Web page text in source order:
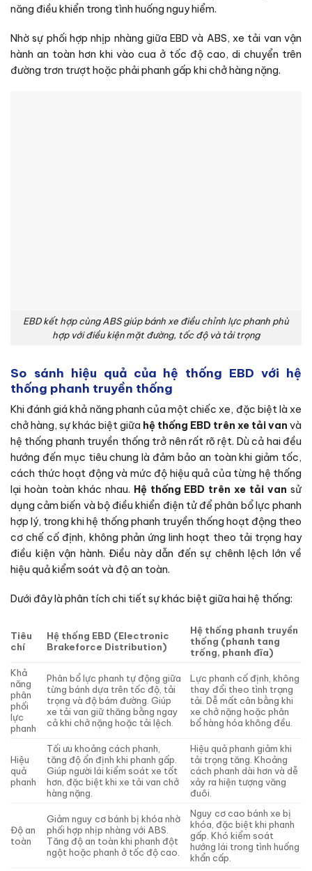
năng điều khiển trong tình huống nguy hiểm.
Nhờ sự phối hợp nhịp nhàng giữa EBD và ABS, xe tải van vận
hành an toàn hơn khi vào cua ở tốc độ cao, di chuyển trên
đường trơn trượt hoặc phải phanh gấp khi chở hàng nặng.
EBD kết hợp cùng ABS giúp bánh xe điều chỉnh lực phanh phù
hợp với điều kiện mặt đường, tốc độ và tải trọng
So sánh hiệu quả của hệ thống EBD với hệ
thống phanh truyền thống
Khi đánh giá khả năng phanh của một chiếc xe, đặc biệt là xe
chở hàng, sự khác biệt giữa hệ thống EBD trên xe tải van và
hệ thống phanh truyền thống trở nên rất rõ rệt. Dù cả hai đều
hướng đến mục tiêu chung là đảm bảo an toàn khi giảm tốc,
cách thức hoạt động và mức độ hiệu quả của từng hệ thống
lại hoàn toàn khác nhau. Hệ thống EBD trên xe tải van sử
dụng cảm biến và bộ điều khiển điện tử để phân bổ lực phanh
hợp lý, trong khi hệ thống phanh truyền thống hoạt động theo
cơ chế cố định, không phản ứng linh hoạt theo tải trọng hay
điều kiện vận hành. Điều này dẫn đến sự chênh lệch lớn về
hiệu quả kiểm soát và độ an toàn.
Dưới đây là phân tích chi tiết sự khác biệt giữa hai hệ thống:
Tiêu
chí
Hệ thống EBD (Electronic
Brakeforce Distribution)
Hệ thống phanh truyền
thống (phanh tang
trống, phanh đĩa)
Khả
năng
phân
phối
lực
phanh
Phân bổ lực phanh tự động giữa
từng bánh dựa trên tốc độ, tải
trọng và độ bám đường. Giúp
xe tải van giữ thăng bằng ngay
cả khi chở nặng hoặc tải lệch.
Lực phanh cố định, không
thay đổi theo tình trạng
tải. Dễ mất cân bằng khi
xe chở nặng hoặc phân
bổ hàng hóa không đều.
Hiệu
quả
phanh
Tối ưu khoảng cách phanh,
tăng độ ổn định khi phanh gấp.
Giúp người lái kiểm soát xe tốt
hơn, đặc biệt khi xe tải van chở
hàng nặng.
Hiệu quả phanh giảm khi
tải trọng tăng. Khoảng
cách phanh dài hơn và dễ
xảy ra hiện tượng văng
đuôi.
Độ an
toàn
Giảm nguy cơ bánh bị khóa nhờ
phối hợp nhịp nhàng với ABS.
Tăng độ an toàn khi phanh đột
ngột hoặc phanh ở tốc độ cao.
Nguy cơ cao bánh xe bị
khóa, đặc biệt khi phanh
gấp. Khó kiểm soát
hướng lái trong tình huống
khẩn cấp.